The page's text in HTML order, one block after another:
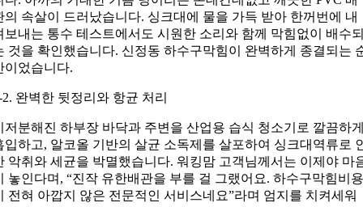
의 속살이 드러났습니다. 싱크대에 물을 가득 받아 한꺼번에 내
보내는 통수 테스트에서도 시원한 소리와 함께 막힘없이 배수
것을 확인했습니다. 신정동 하수구막힘이 완벽하게 종결되는
이었습니다.
2. 완벽한 뒷정리와 항균 처리
저분해진 하부장 바닥과 주변을 산업용 습식 청소기로 깔끔하
입하고, 알코올 기반의 살균 소독제를 살포하여 싱크대역류로
악취와 세균을 박멸했습니다. 워킹맘 고객님께서는 이제야 마
놓인다며, “진작 유한배관을 부를 걸 그랬어요. 하수구막힘비
전혀 아깝지 않은 전문적인 서비스네요”라며 엄지를 치켜세워